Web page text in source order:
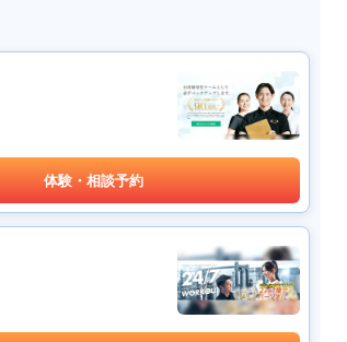
体験・相談予約